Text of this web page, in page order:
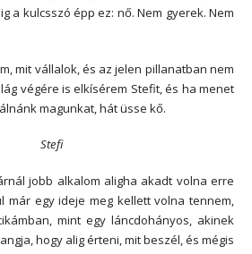
a kulcsszó épp ez: nő. Nem gyerek. Nem
mit vállalok, és az jelen pillanatban nem
végére is elkísérem Stefit, és ha menet
magunkat, hát üsse kő.
Stefi
jobb alkalom aligha akadt volna erre
már egy ideje meg kellett volna tennem,
mint egy láncdohányos, akinek
hogy alig érteni, mit beszél, és mégis